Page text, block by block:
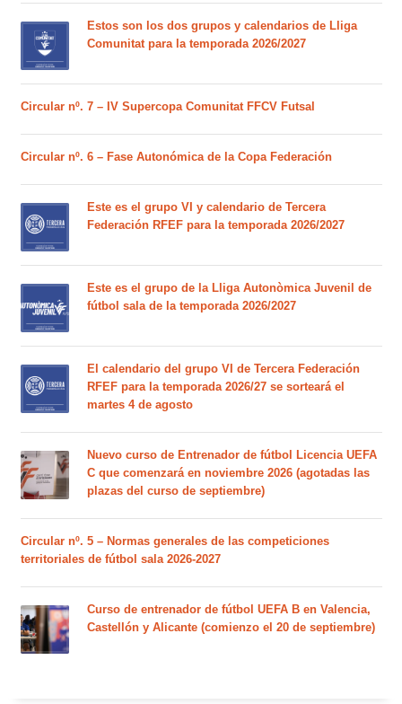
Estos son los dos grupos y calendarios de Lliga
Comunitat para la temporada 2026/2027
Circular nº. 7 – IV Supercopa Comunitat FFCV Futsal
Circular nº. 6 – Fase Autonómica de la Copa Federación
Este es el grupo VI y calendario de Tercera
Federación RFEF para la temporada 2026/2027
Este es el grupo de la Lliga Autonòmica Juvenil de
fútbol sala de la temporada 2026/2027
El calendario del grupo VI de Tercera Federación
RFEF para la temporada 2026/27 se sorteará el
martes 4 de agosto
Nuevo curso de Entrenador de fútbol Licencia UEFA
C que comenzará en noviembre 2026 (agotadas las
plazas del curso de septiembre)
Circular nº. 5 – Normas generales de las competiciones
territoriales de fútbol sala 2026-2027
Curso de entrenador de fútbol UEFA B en Valencia,
Castellón y Alicante (comienzo el 20 de septiembre)